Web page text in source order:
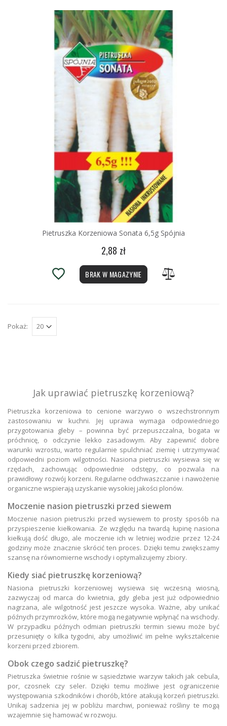
Pietruszka Korzeniowa Sonata 6,5g Spójnia
2,88 zł
BRAK W MAGAZYNIE
Pokaż:
Jak uprawiać pietruszkę korzeniową?
Pietruszka korzeniowa to cenione warzywo o wszechstronnym
zastosowaniu w kuchni. Jej uprawa wymaga odpowiedniego
przygotowania gleby – powinna być przepuszczalna, bogata w
próchnicę, o odczynie lekko zasadowym. Aby zapewnić dobre
warunki wzrostu, warto regularnie spulchniać ziemię i utrzymywać
odpowiedni poziom wilgotności. Nasiona pietruszki wysiewa się w
rzędach, zachowując odpowiednie odstępy, co pozwala na
prawidłowy rozwój korzeni. Regularne odchwaszczanie i nawożenie
organiczne wspierają uzyskanie wysokiej jakości plonów.
Moczenie nasion pietruszki przed siewem
Moczenie nasion pietruszki przed wysiewem to prosty sposób na
przyspieszenie kiełkowania. Ze względu na twardą łupinę nasiona
kiełkują dość długo, ale moczenie ich w letniej wodzie przez 12-24
godziny może znacznie skrócić ten proces. Dzięki temu zwiększamy
szansę na równomierne wschody i optymalizujemy zbiory.
Kiedy siać pietruszkę korzeniową?
Nasiona pietruszki korzeniowej wysiewa się wczesną wiosną,
zazwyczaj od marca do kwietnia, gdy gleba jest już odpowiednio
nagrzana, ale wilgotność jest jeszcze wysoka. Ważne, aby unikać
późnych przymrozków, które mogą negatywnie wpłynąć na wschody.
W przypadku późnych odmian pietruszki termin siewu może być
przesunięty o kilka tygodni, aby umożliwić im pełne wykształcenie
korzeni przed zbiorem.
Obok czego sadzić pietruszkę?
Pietruszka świetnie rośnie w sąsiedztwie warzyw takich jak cebula,
por, czosnek czy seler. Dzięki temu możliwe jest ograniczenie
występowania szkodników i chorób, które atakują korzeń pietruszki.
Unikaj sadzenia jej w pobliżu marchwi, ponieważ rośliny te mogą
wzajemnie się hamować w rozwoju.